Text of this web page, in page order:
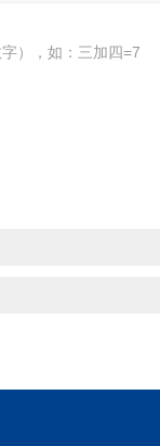
），如：三加四=7